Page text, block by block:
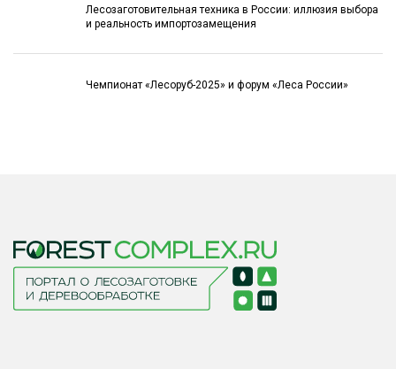
Лесозаготовительная техника в России: иллюзия выбора
и реальность импортозамещения
Чемпионат «Лесоруб-2025» и форум «Леса России»